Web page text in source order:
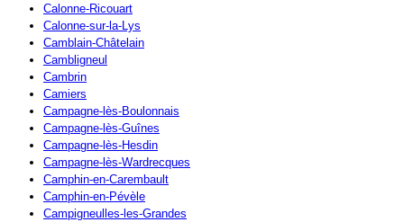
Calonne-Ricouart
Calonne-sur-la-Lys
Camblain-Châtelain
Cambligneul
Cambrin
Camiers
Campagne-lès-Boulonnais
Campagne-lès-Guînes
Campagne-lès-Hesdin
Campagne-lès-Wardrecques
Camphin-en-Carembault
Camphin-en-Pévèle
Campigneulles-les-Grandes